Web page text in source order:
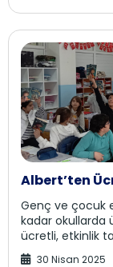
Albert’ten
Ediyor
Genç ve çocuk
kadar okullarda
ücretli, etkinlik
Yazarı Yetkin
30 Nisan 2025